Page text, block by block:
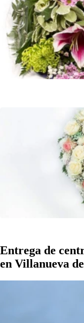
Entrega de
en Villanueva